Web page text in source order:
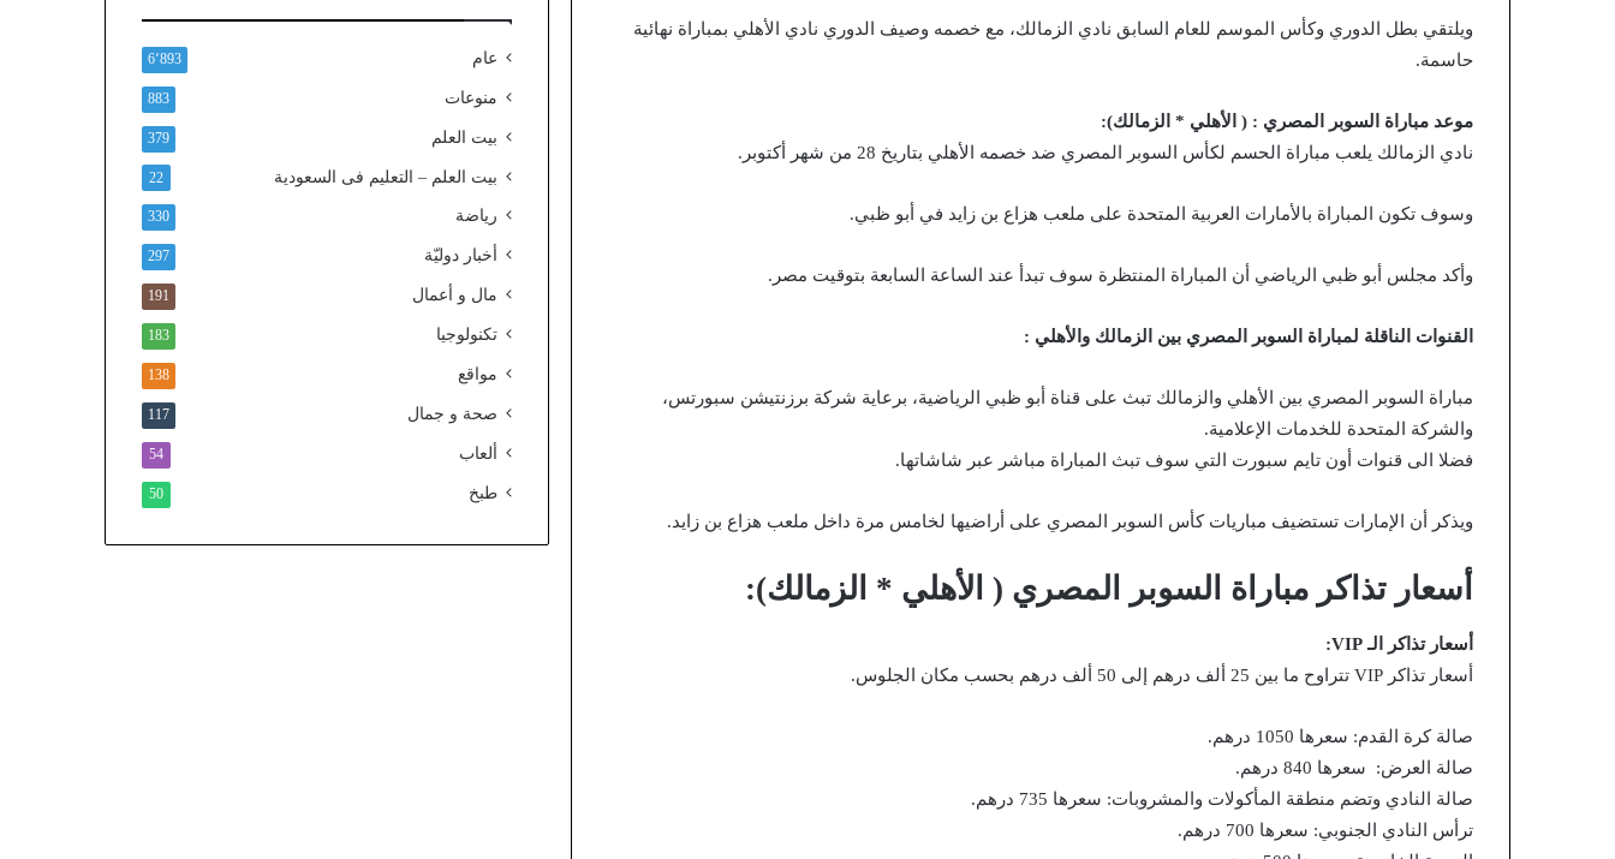
ويلتقي بطل الدوري وكأس الموسم للعام السابق نادي الزمالك، مع خصمه وصيف الدوري نادي الأهلي بمباراة نهائية
حاسمة.
موعد مباراة السوبر المصري : ( الأهلي * الزمالك):
نادي الزمالك يلعب مباراة الحسم لكأس السوبر المصري ضد خصمه الأهلي بتاريخ 28 من شهر أكتوبر.
وسوف تكون المباراة بالأمارات العربية المتحدة على ملعب هزاع بن زايد في أبو ظبي.
وأكد مجلس أبو ظبي الرياضي أن المباراة المنتظرة سوف تبدأ عند الساعة السابعة بتوقيت مصر.
القنوات الناقلة لمباراة السوبر المصري بين الزمالك والأهلي :
مباراة السوبر المصري بين الأهلي والزمالك تبث على قناة أبو ظبي الرياضية، برعاية شركة برزنتيشن سبورتس،
والشركة المتحدة للخدمات الإعلامية.
فضلا الى قنوات أون تايم سبورت التي سوف تبث المباراة مباشر عبر شاشاتها.
ويذكر أن الإمارات تستضيف مباريات كأس السوبر المصري على أراضيها لخامس مرة داخل ملعب هزاع بن زايد.
أسعار تذاكر مباراة السوبر المصري ( الأهلي * الزمالك):
أسعار تذاكر الـ VIP:
أسعار تذاكر VIP تتراوح ما بين 25 ألف درهم إلى 50 ألف درهم بحسب مكان الجلوس.
صالة كرة القدم: سعرها 1050 درهم.
صالة العرض: سعرها 840 درهم.
صالة النادي وتضم منطقة المأكولات والمشروبات: سعرها 735 درهم.
ترأس النادي الجنوبي: سعرها 700 درهم.
و
ن
ي
ل
م
ح
عام 6٬893
منوعات 883
بيت العلم 379
بيت العلم – التعليم فى السعودية 22
رياضة 330
أخبار دوليّة 297
مال و أعمال 191
تكنولوجيا 183
مواقع 138
صحة و جمال 117
ألعاب 54
طبخ 50